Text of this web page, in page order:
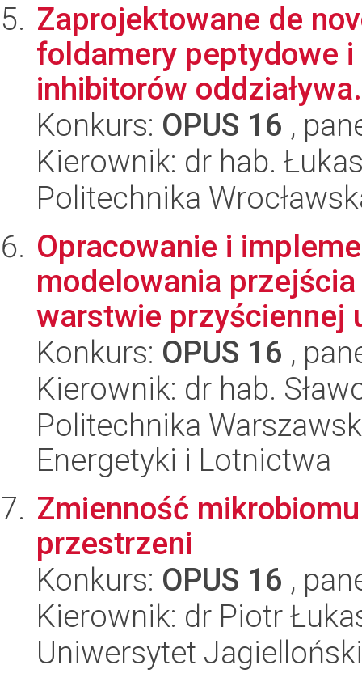
Zaprojektowane de
foldamery peptydowe
inhibitorów
Konkurs: OPUS 16 ,
Kierownik: dr hab.
Politechnika
Opracowanie i
modelowania
warstwie przyściennej
Konkurs: OPUS 16 ,
Kierownik: dr hab.
Politechnika
Energetyki i Lotnictwa
Zmienność
przestrzeni
Konkurs: OPUS 16 ,
Kierownik: dr Piotr
Uniwersytet